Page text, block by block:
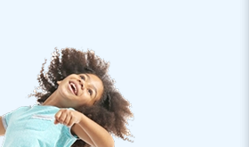
tijdens een zeskamp, evenement of
opblaasbare kussen met jungle
delen geleverd en is daardoor
Het kussen wordt geleverd
een transportzak